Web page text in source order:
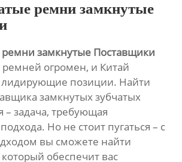
ремни замкнутые
ремни замкнутые Поставщики
огромен, и Китай
позиции. Найти
замкнутых зубчатых
– задача, требующая
Но не стоит пугаться – с
вы сможете найти
обеспечит вас